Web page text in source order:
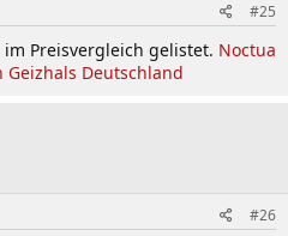
#25
Preisvergleich gelistet. Noctua
Geizhals Deutschland
#26